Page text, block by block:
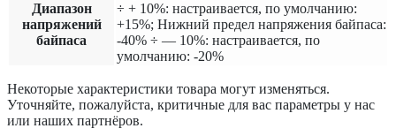
Диапазон
напряжений
байпаса
÷ + 10%: настраивается, по умолчанию:
+15%; Нижний предел напряжения байпаса:
-40% ÷ — 10%: настраивается, по
умолчанию: -20%
Некоторые характеристики товара могут изменяться.
Уточняйте, пожалуйста, критичные для вас параметры у нас
или наших партнёров.